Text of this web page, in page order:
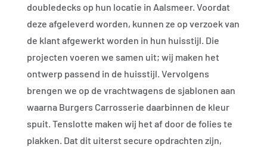
doubledecks op hun locatie in Aalsmeer. Voordat
deze afgeleverd worden, kunnen ze op verzoek van
de klant afgewerkt worden in hun huisstijl. Die
projecten voeren we samen uit; wij maken het
ontwerp passend in de huisstijl. Vervolgens
brengen we op de vrachtwagens de sjablonen aan
waarna Burgers Carrosserie daarbinnen de kleur
spuit. Tenslotte maken wij het af door de folies te
plakken. Dat dit uiterst secure opdrachten zijn,